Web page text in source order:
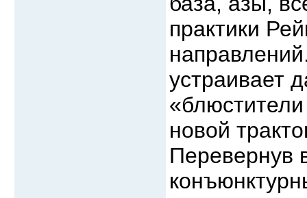
практики
устраивает
новой
Перевернув